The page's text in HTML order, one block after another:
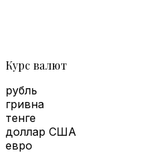
Курс валют
рубль
гривна
тенге
доллар США
евро